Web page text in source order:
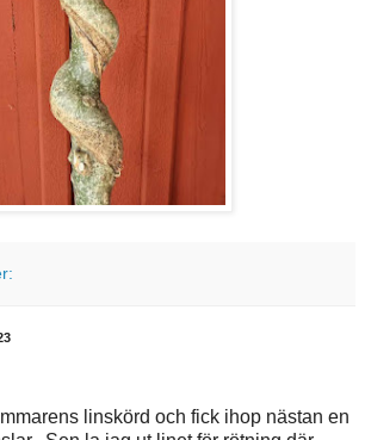
linskörd och fick ihop nästan en